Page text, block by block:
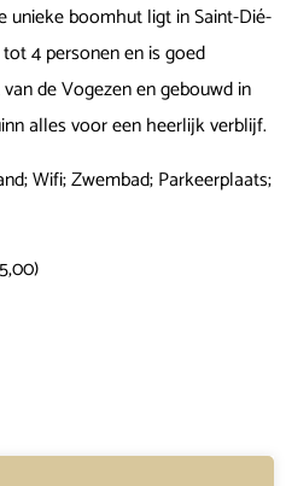
unieke boomhut ligt in Saint-Dié-
4 personen en is goed
de Vogezen en gebouwd in
alles voor een heerlijk verblijf.
Wifi; Zwembad; Parkeerplaats;